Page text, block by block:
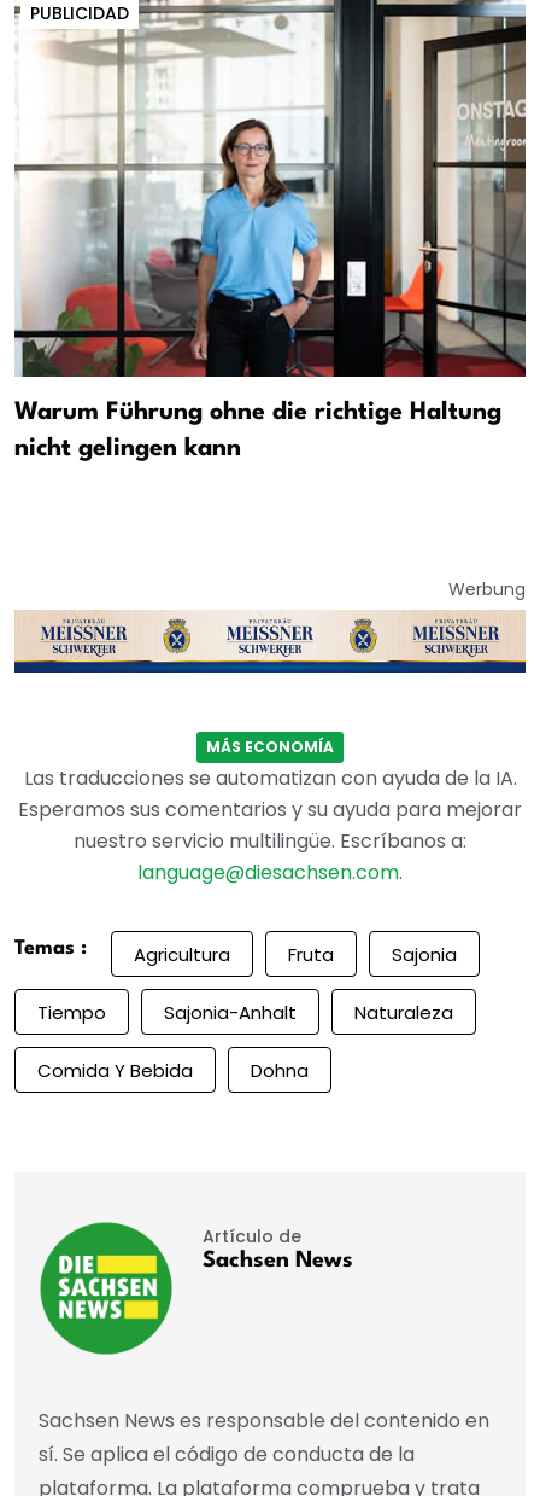
PUBLICIDAD
Warum Führung ohne die richtige Haltung
nicht gelingen kann
Werbung
MÁS ECONOMÍA
Las traducciones se automatizan con ayuda de la IA.
Esperamos sus comentarios y su ayuda para mejorar
nuestro servicio multilingüe. Escríbanos a:
language@diesachsen.com.
Temas : Agricultura Fruta Sajonia
Tiempo Sajonia-Anhalt Naturaleza
Comida Y Bebida Dohna
Artículo de
Sachsen News
Sachsen News es responsable del contenido en
sí. Se aplica el código de conducta de la
plataforma. La plataforma comprueba y trata